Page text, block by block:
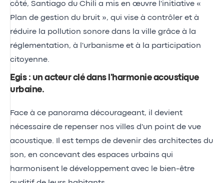
côté, Santiago du Chili a mis en œuvre l'initiative «
Plan de gestion du bruit », qui vise à contrôler et à
réduire la pollution sonore dans la ville grâce à la
réglementation, à l'urbanisme et à la participation
citoyenne.
Egis : un acteur clé dans l'harmonie acoustique
urbaine.
Face à ce panorama décourageant, il devient
nécessaire de repenser nos villes d'un point de vue
acoustique. Il est temps de devenir des architectes du
son, en concevant des espaces urbains qui
harmonisent le développement avec le bien-être